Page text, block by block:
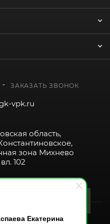
Екатерина
ЗАКАЗАТЬ ЗВОНОК
vpk.ru
область,
зона Михнево
102